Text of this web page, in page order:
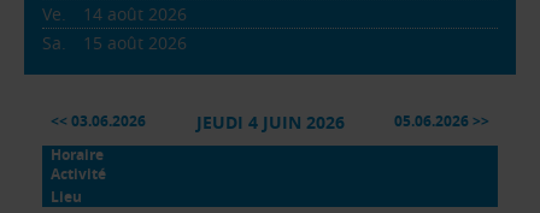
Ve.
14 août 2026
Sa.
15 août 2026
03.06.2026 JEUDI 4 JUIN 2026
05.06.2026
Horaire
Activité
Lieu